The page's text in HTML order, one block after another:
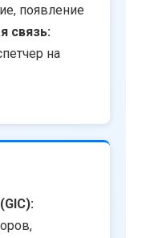
появление
связь:
на